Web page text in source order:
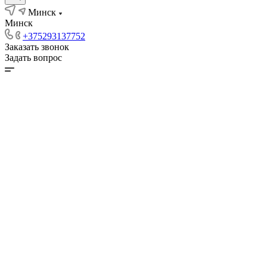
Минск
Минск
+375293137752
Заказать звонок
Задать вопрос